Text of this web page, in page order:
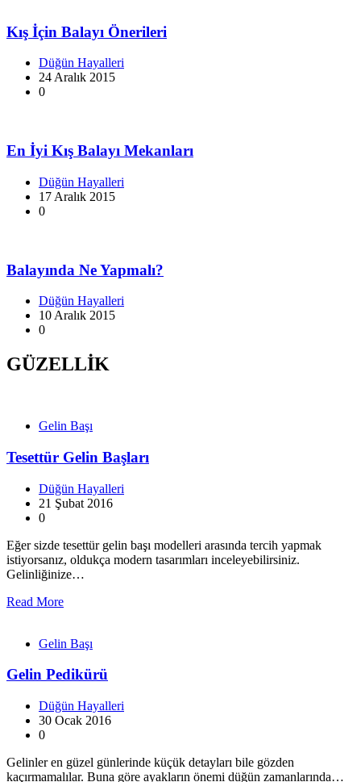
Kış İçin Balayı Önerileri
Düğün Hayalleri
24 Aralık 2015
0
En İyi Kış Balayı Mekanları
Düğün Hayalleri
17 Aralık 2015
0
Balayında Ne Yapmalı?
Düğün Hayalleri
10 Aralık 2015
0
GÜZELLİK
Gelin Başı
Tesettür Gelin Başları
Düğün Hayalleri
21 Şubat 2016
0
Eğer sizde tesettür gelin başı modelleri arasında tercih yapmak
istiyorsanız, oldukça modern tasarımları inceleyebilirsiniz.
Gelinliğinize…
Read More
Gelin Başı
Gelin Pedikürü
Düğün Hayalleri
30 Ocak 2016
0
Gelinler en güzel günlerinde küçük detayları bile gözden
kaçırmamalılar. Buna göre ayakların önemi düğün zamanlarında…